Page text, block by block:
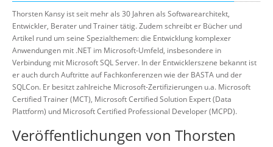
Thorsten Kansy ist seit mehr als 30 Jahren als Softwarearchitekt,
Entwickler, Berater und Trainer tätig. Zudem schreibt er Bücher und
Artikel rund um seine Spezialthemen: die Entwicklung komplexer
Anwendungen mit .NET im Microsoft-Umfeld, insbesondere in
Verbindung mit Microsoft SQL Server. In der Entwicklerszene bekannt ist
er auch durch Auftritte auf Fachkonferenzen wie der BASTA und der
SQLCon. Er besitzt zahlreiche Microsoft-Zertifizierungen u.a. Microsoft
Certified Trainer (MCT), Microsoft Certified Solution Expert (Data
Plattform) und Microsoft Certified Professional Developer (MCPD).
Veröffentlichungen von Thorsten